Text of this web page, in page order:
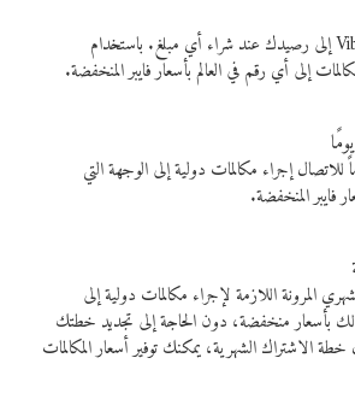
تتم إضافة رصيد Viber Out إلى رصيدك عند شراء أي مبلغ. باستخدام
إلى أي رقم في العالم بأسعار فايبر المنخفضة.
خطة الـ 30 يوماً للاتصال إجراء مكالمات دولية إلى الوجهة التي
المرونة اللازمة لإجراء مكالمات دولية إلى
بأسعار منخفضة، دون الحاجة إلى تجديد خطتك
الشهرية، يمكنك توفير أسعار المكالمات